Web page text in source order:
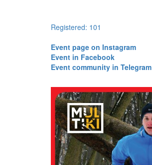
Registered: 101
​​​​​​​Event page on Instagram
​​​​​​​Event in Facebook
​​​​​​​Event community in Telegram